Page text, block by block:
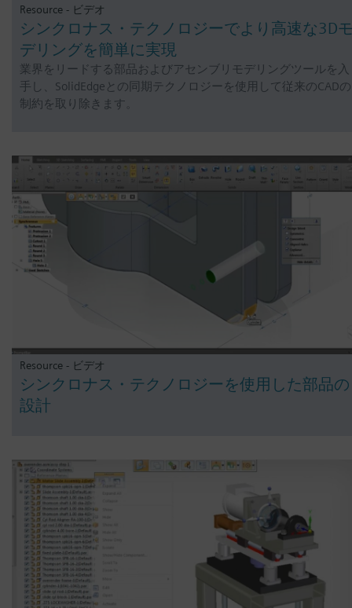
Resource - ビデオ
シンクロナス・テクノロジーでより高速な3D
デリングを簡単に実現
業界をリードする部品およびアセンブリモデリングツールを入
手し、SolidEdgeとの同期テクノロジーを使用して従来のCADの
制約を取り除きます。
Resource - ビデオ
シンクロナス・テクノロジーを使用した部品の
設計